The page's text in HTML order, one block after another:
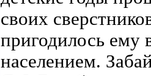
своих
пригодилось ему
населением.